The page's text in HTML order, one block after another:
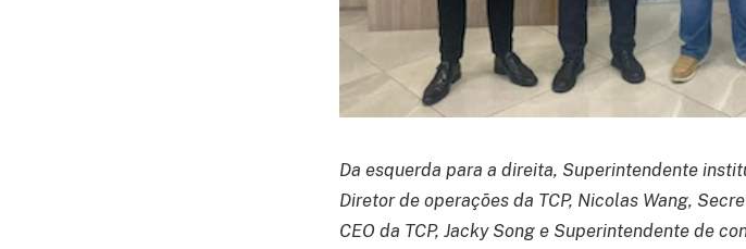
Da esquerda para a direita, Superintendente
Diretor de operações da TCP, Nicolas Wang,
CEO da TCP, Jacky Song e Superintendente de